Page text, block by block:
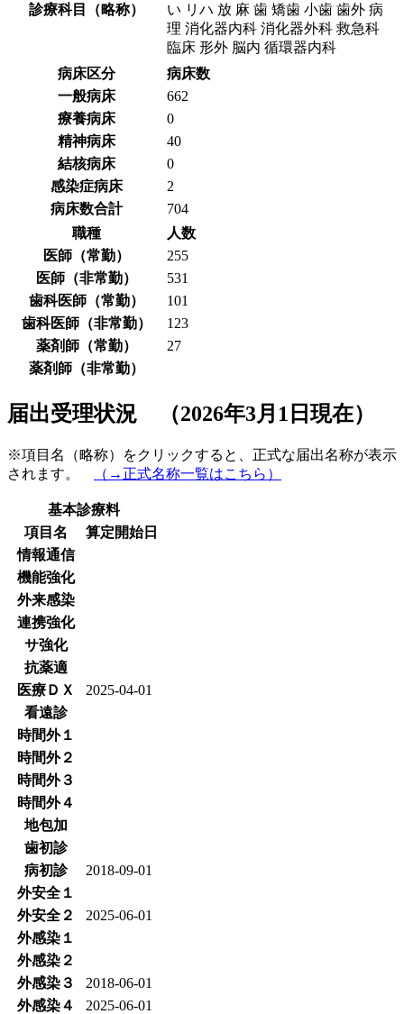
診療科目（略称）
い リハ 放 麻 歯 矯歯 小歯 歯外 病
理 消化器内科 消化器外科 救急科
臨床 形外 脳内 循環器内科
病床区分
病床数
一般病床
662
療養病床
0
精神病床
40
結核病床
0
感染症病床
2
病床数合計
704
職種
人数
医師（常勤）
255
医師（非常勤）
531
歯科医師（常勤）
101
歯科医師（非常勤）
123
薬剤師（常勤）
27
薬剤師（非常勤）
届出受理状況 （2026年3月1日現在）
※項目名（略称）をクリックすると、正式な届出名称が表示
されます。
（→正式名称一覧はこちら）
基本診療料
項目名
算定開始日
情報通信
機能強化
外来感染
連携強化
サ強化
抗薬適
医療ＤＸ
2025-04-01
看遠診
時間外１
時間外２
時間外３
時間外４
地包加
歯初診
病初診
2018-09-01
外安全１
外安全２
2025-06-01
外感染１
外感染２
外感染３
2018-06-01
外感染４
2025-06-01